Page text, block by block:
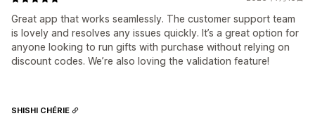
Great app that works seamlessly. The customer support team
is lovely and resolves any issues quickly. It’s a great option for
anyone looking to run gifts with purchase without relying on
discount codes. We’re also loving the validation feature!
SHISHI CHÉRIE